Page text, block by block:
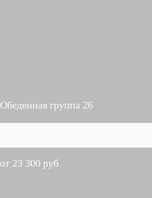
Обеденная группа 26
от 23 300 руб